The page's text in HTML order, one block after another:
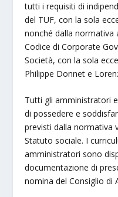
tutti i requisiti di
del TUF, con la sola
nonché dalla normativa
Codice di Corporate
Società, con la sola
Philippe Donnet e
Tutti gli amministratori
di possedere e
previsti dalla normativa
Statuto sociale. I
amministratori sono
documentazione di
nomina del Consiglio di